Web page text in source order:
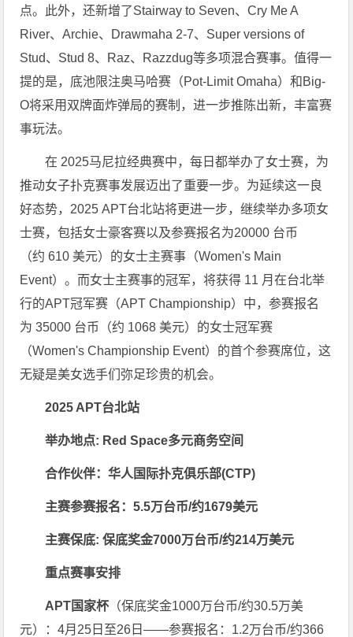
点。此外，还新增了Stairway to Seven、Cry Me A
River、Archie、Drawmaha 2-7、Super versions of
Stud、Stud 8、Raz、Razzdug等多项混合赛事。值得一
提的是，底池限注奥马哈赛（Pot-Limit Omaha）和Big-
O将采用双牌面炸弹局的赛制，进一步推陈出新，丰富赛
事玩法。
在 2025马尼拉经典赛中，每日都举办了女士赛，为
推动女子扑克赛事发展迈出了重要一步。为延续这一良
好态势，2025 APT台北站将更进一步，继续举办多项女
士赛，包括女士豪客赛以及参赛报名为20000 台币
（约 610 美元）的女士主赛事（Women's Main
Event）。而女士主赛事的冠军，将获得 11 月在台北举
行的APT冠军赛（APT Championship）中，参赛报名
为 35000 台币（约 1068 美元）的女士冠军赛
（Women's Championship Event）的首个参赛席位，这
无疑是美女选手们弥足珍贵的机会。
2025 APT台北站
举办地点: Red Space多元商务空间
合作伙伴：华人国际扑克俱乐部(CTP)
主赛参赛报名：5.5万台币/约1679美元
主赛保底: 保底奖金7000万台币/约214万美元
重点赛事安排
APT国家杯 （保底奖金1000万台币/约30.5万美
元）：4月25日至26日——参赛报名：1.2万台币/约366